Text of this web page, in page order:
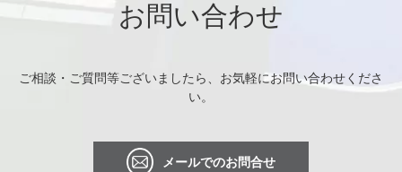
お問い合わせ
ご相談・ご質問等ございましたら、お気軽にお問い合わせくださ
い。
メールでのお問合せ